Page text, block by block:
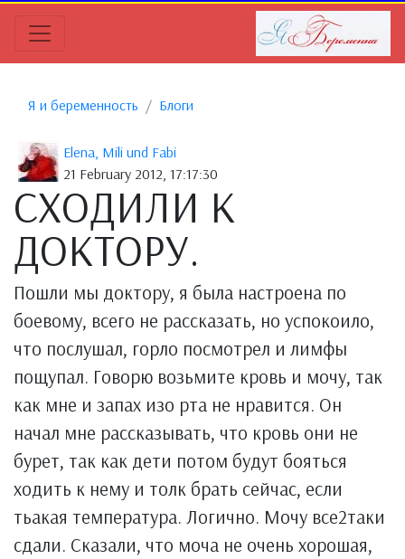
Я и беременность Блоги
Elena, Mili und Fabi
21 February 2012, 17:17:30
СХОДИЛИ К
ДОКТОРУ.
Пошли мы доктору, я была настроена по
боевому, всего не рассказать, но успокоило,
что послушал, горло посмотрел и лимфы
пощупал. Говорю возьмите кровь и мочу, так
как мне и запах изо рта не нравится. Он
начал мне рассказывать, что кровь они не
бурет, так как дети потом будут бояться
ходить к нему и толк брать сейчас, если
тьакая температура. Логично. Мочу все2таки
сдали. Сказали, что моча не очень хорошая,